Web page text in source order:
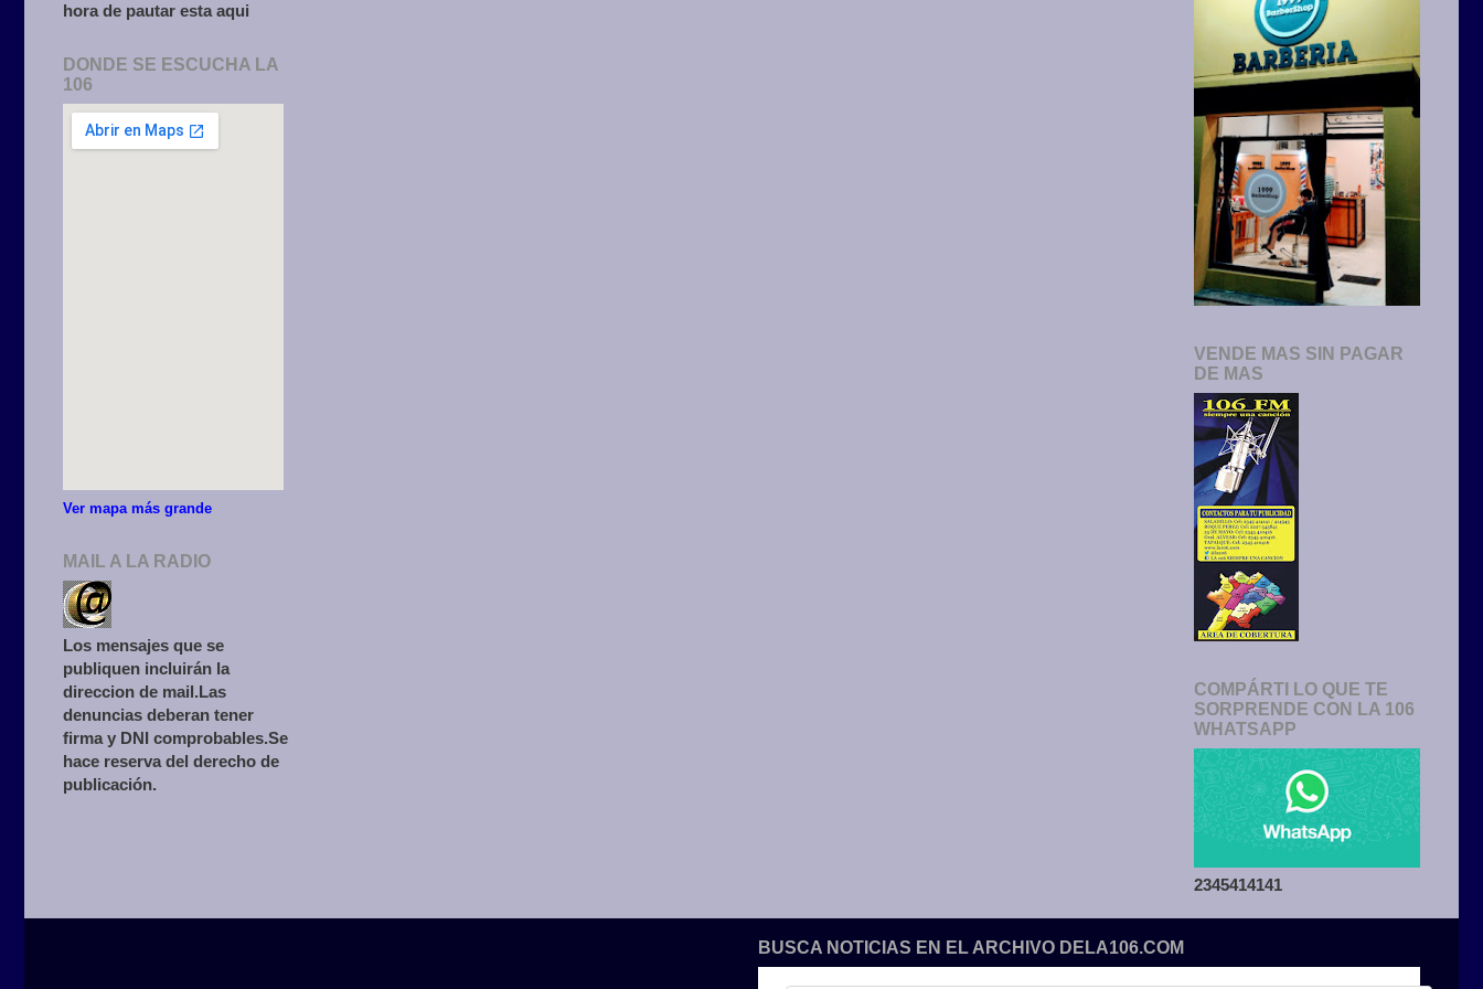
hora de pautar esta aqui
DONDE SE ESCUCHA LA
106
Ver mapa más grande
MAIL A LA RADIO
Los mensajes que se
publiquen incluirán la
direccion de mail.Las
denuncias deberan tener
firma y DNI comprobables.Se
hace reserva del derecho de
publicación.
VENDE MAS SIN PAGAR
DE MAS
COMPÁRTI LO QUE TE
SORPRENDE CON LA 106
WHATSAPP
2345414141
BUSCA NOTICIAS EN EL ARCHIVO DELA106.COM